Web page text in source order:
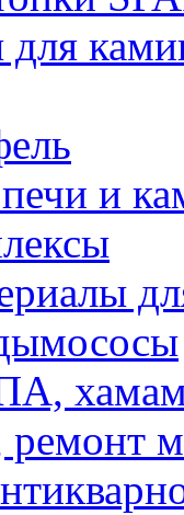
для
и
ремонт